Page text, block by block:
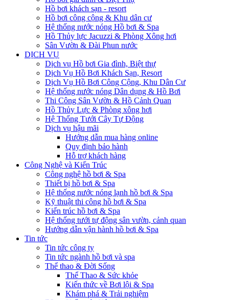
Hồ bơi khách sạn - resort
Hồ bơi công cộng & Khu dân cư
Hệ thống nước nóng Hồ bơi & Spa
Hồ Thủy lực Jacuzzi & Phòng Xông hơi
Sân Vườn & Đài Phun nước
DỊCH VỤ
Dịch vụ Hồ bơi Gia đình, Biệt thự
Dịch Vụ Hồ Bơi Khách Sạn, Resort
Dịch Vụ Hồ Bơi Công Cộng, Khu Dân Cư
Hệ thống nước nóng Dân dụng & Hồ Bơi
Thi Công Sân Vườn & Hồ Cảnh Quan
Hồ Thủy Lực & Phòng xông hơi
Hệ Thống Tưới Cây Tự Động
Dịch vụ hậu mãi
Hướng dẫn mua hàng online
Quy định bảo hành
Hỗ trợ khách hàng
Công Nghệ và Kiến Trúc
Công nghệ hồ bơi & Spa
Thiết bị hồ bơi & Spa
Hệ thống nước nóng lạnh hồ bơi & Spa
Kỹ thuật thi công hồ bơi & Spa
Kiến trúc hồ bơi & Spa
Hệ thống tưới tự động sân vườn, cảnh quan
Hướng dẫn vận hành hồ bơi & Spa
Tin tức
Tin tức công ty
Tin tức ngành hồ bơi và spa
Thể thao & Đời Sống
Thể Thao & Sức khỏe
Kiến thức về Bơi lội & Spa
Khám phá & Trải nghiệm